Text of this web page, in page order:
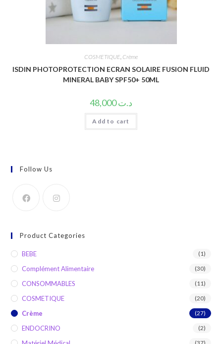
COSMETIQUE, Crème
ISDIN PHOTOPROTECTION ECRAN SOLAIRE FUSION FLUID
MINERAL BABY SPF50+ 50ML
د.ت48,000
Add to cart
Follow Us
Product Categories
BEBE (1)
Complément Alimentaire (30)
CONSOMMABLES (11)
COSMETIQUE (20)
Crème (27)
ENDOCRINO (2)